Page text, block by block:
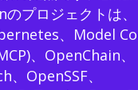
プロジェクトは、
、Model
、OpenChain、
、OpenSSF、